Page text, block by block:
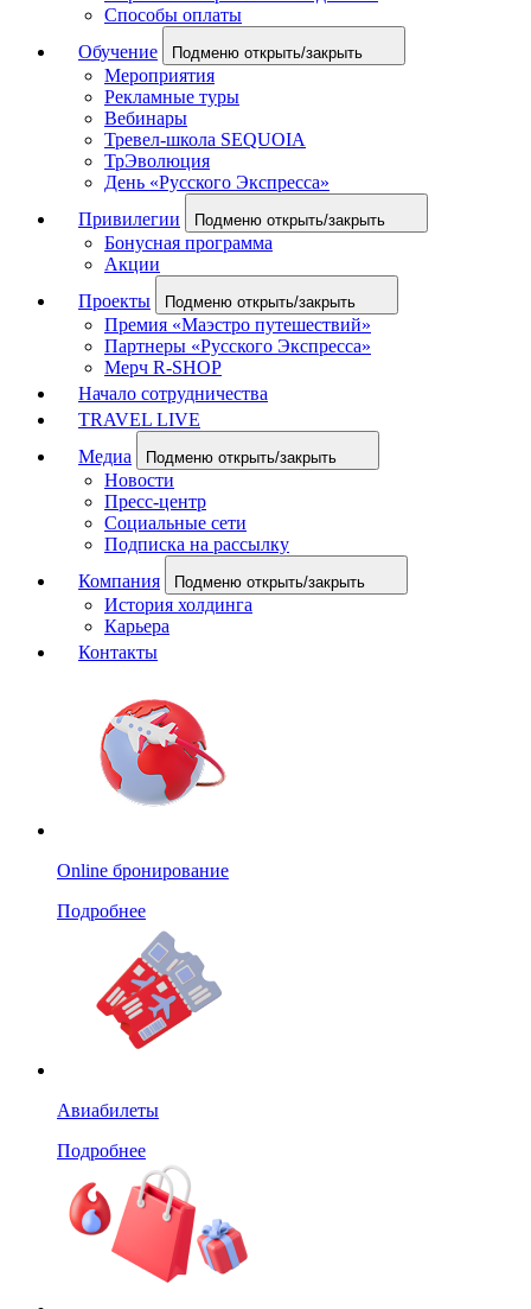
Способы оплаты
Обучение
Подменю открыть/закрыть
Мероприятия
Рекламные туры
Вебинары
Тревел-школа SEQUOIA
ТрЭволюция
День «Русского Экспресса»
Привилегии
Подменю открыть/закрыть
Бонусная программа
Акции
Проекты
Подменю открыть/закрыть
Премия «Маэстро путешествий»
Партнеры «Русского Экспресса»
Мерч R-SHOP
Начало сотрудничества
TRAVEL LIVE
Медиа
Подменю открыть/закрыть
Новости
Пресс-центр
Социальные сети
Подписка на рассылку
Компания
Подменю открыть/закрыть
История холдинга
Карьера
Контакты
Online бронирование
Подробнее
Авиабилеты
Подробнее